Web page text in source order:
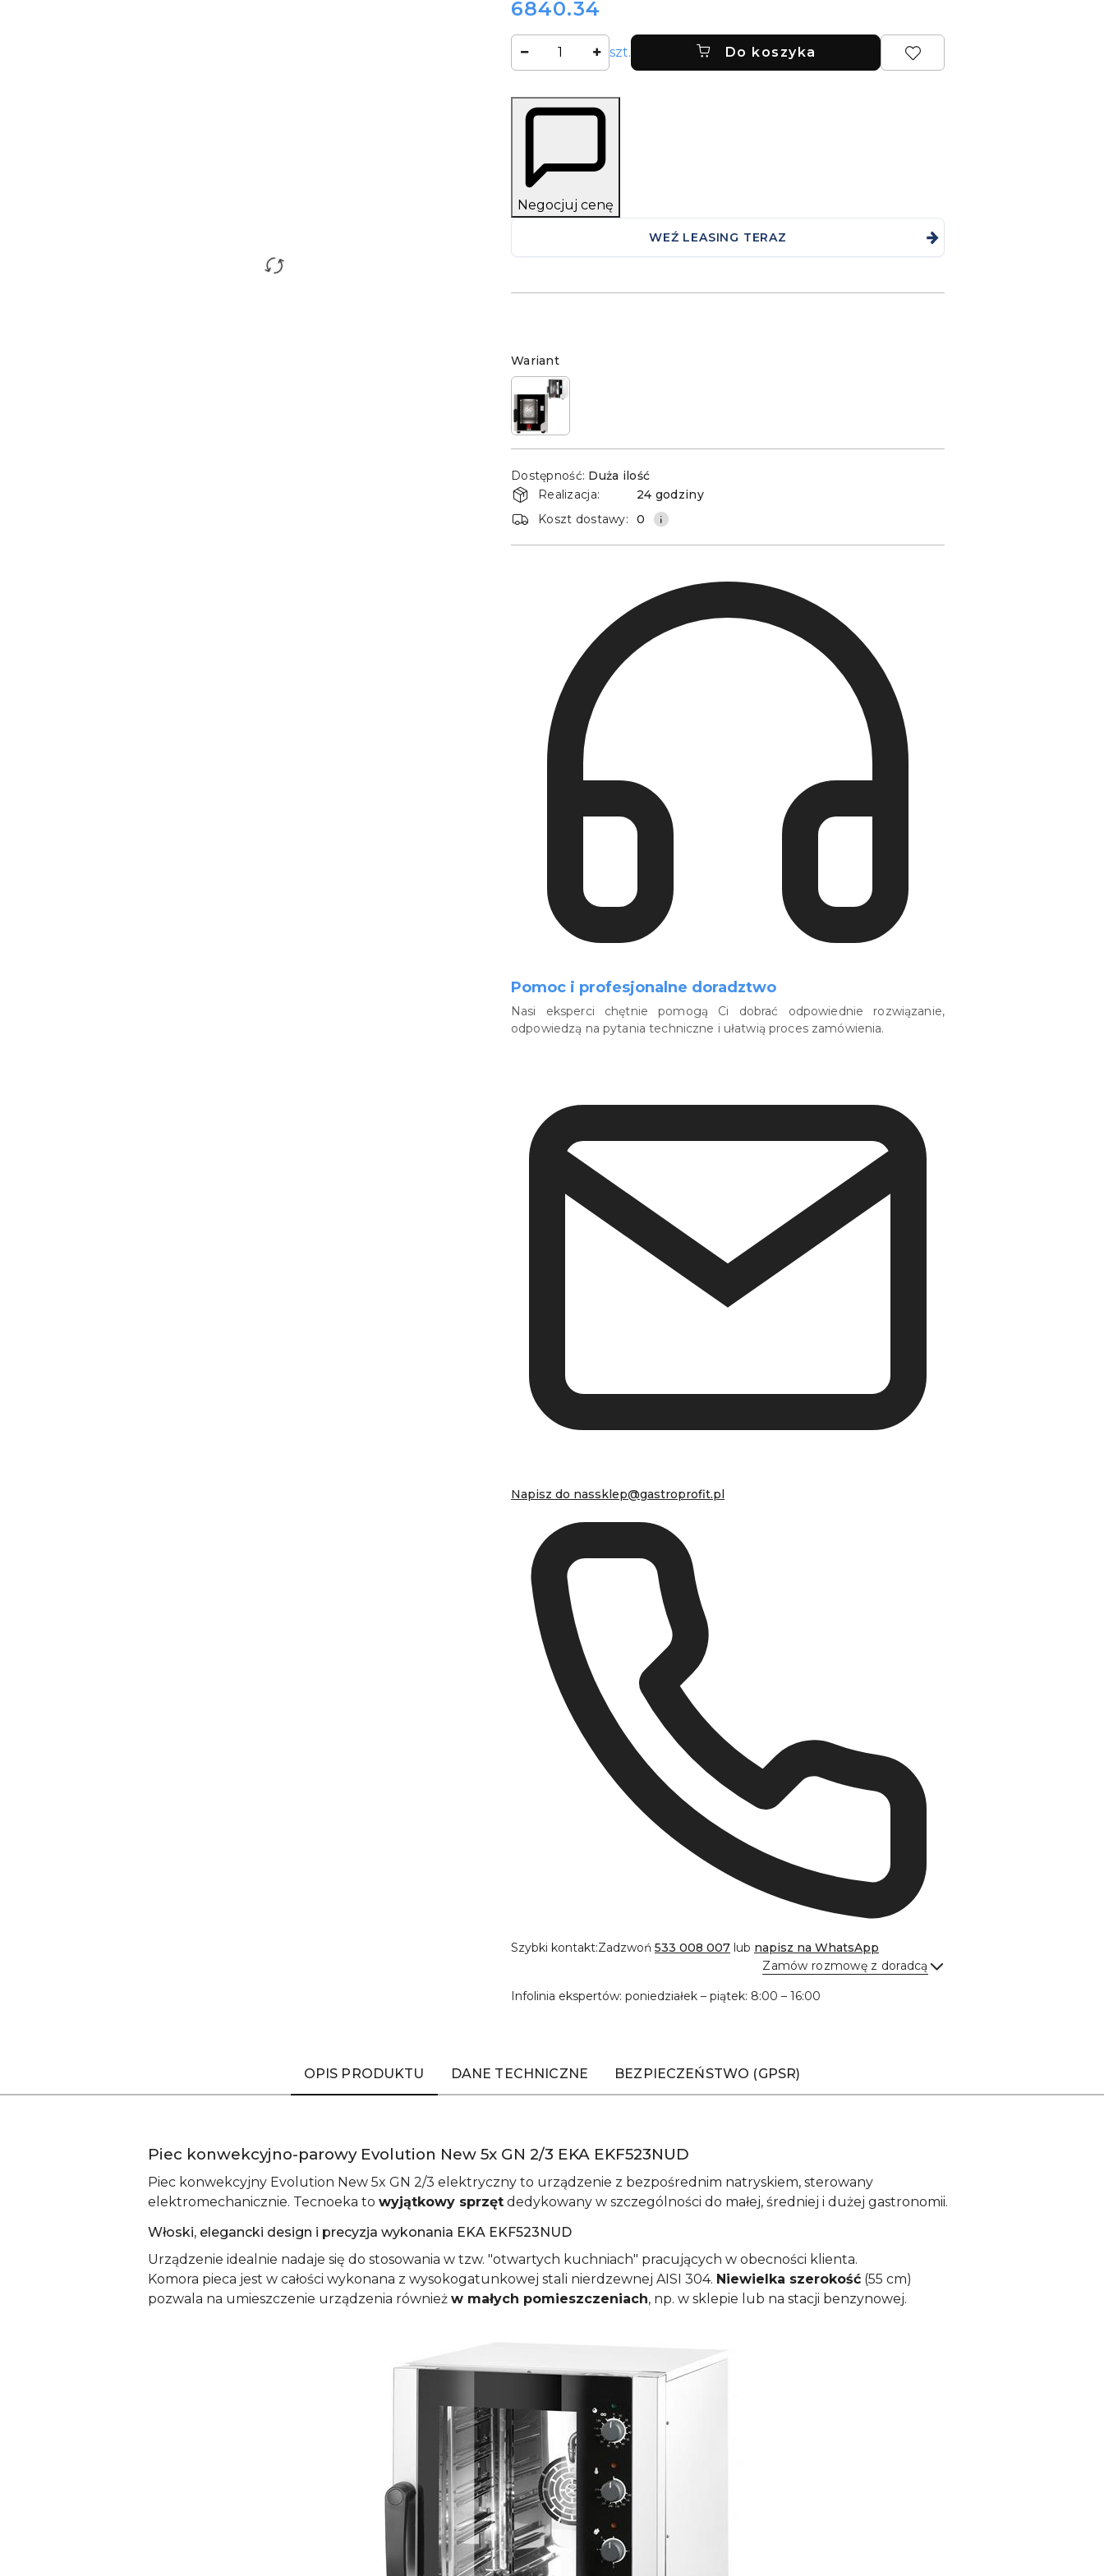
Cena:
6840.34
szt. Do koszyka
Negocjuj cenę
WEŹ LEASING TERAZ
Wariant
Wariant
i
dostawa
Dostępność: Duża ilość
Realizacja:
24 godziny
Koszt dostawy:
0
Pomoc i profesjonalne doradztwo
Nasi eksperci chętnie pomogą Ci dobrać odpowiednie rozwiązanie,
odpowiedzą na pytania techniczne i ułatwią proces zamówienia.
Napisz do nassklep@gastroprofit.pl
Szybki kontakt:Zadzwoń 533 008 007 lub napisz na WhatsApp
Zamów rozmowę z doradcą
Infolinia ekspertów: poniedziałek – piątek: 8:00 – 16:00
OPIS PRODUKTU DANE TECHNICZNE BEZPIECZEŃSTWO (GPSR)
Piec konwekcyjno-parowy Evolution New 5x GN 2/3 EKA EKF523NUD
Piec konwekcyjny Evolution New 5x GN 2/3 elektryczny to urządzenie z bezpośrednim natryskiem, sterowany
elektromechanicznie. Tecnoeka to wyjątkowy sprzęt dedykowany w szczególności do małej, średniej i dużej gastronomii.
Włoski, elegancki design i precyzja wykonania EKA EKF523NUD
Urządzenie idealnie nadaje się do stosowania w tzw. "otwartych kuchniach" pracujących w obecności klienta.
Komora pieca jest w całości wykonana z wysokogatunkowej stali nierdzewnej AISI 304. Niewielka szerokość (55 cm)
pozwala na umieszczenie urządzenia również w małych pomieszczeniach, np. w sklepie lub na stacji benzynowej.